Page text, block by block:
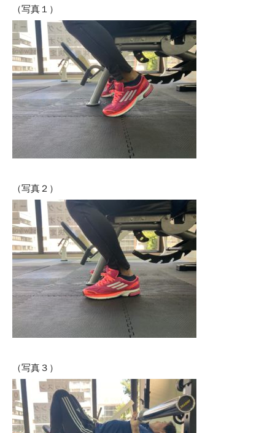
（写真１）
（写真２）
（写真３）